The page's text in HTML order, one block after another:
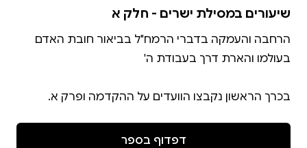
שיעורים במסילת ישרים - חלק א
הרחבה והעמקה בדברי הרמח"ל בביאור חובת האדם
בכרך הראשון נקבצו הוועדים על ההקדמה ופרק א.
דפדוף בספר